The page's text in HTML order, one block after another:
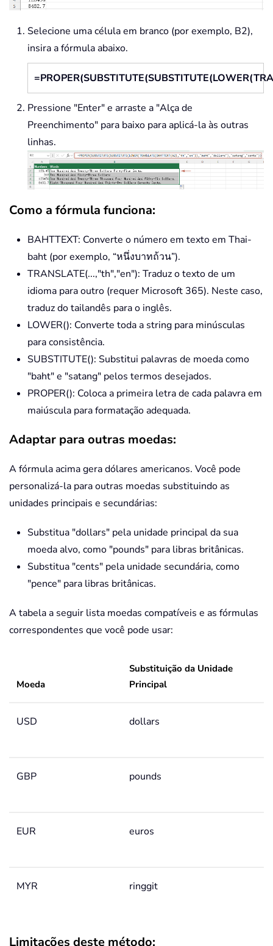
Selecione uma célula em branco (por exemplo, B2),
insira a fórmula abaixo.
Pressione "Enter" e arraste a "Alça de
Preenchimento" para baixo para aplicá-la às outras
linhas.
Como a fórmula funciona:
BAHTTEXT: Converte o número em texto em Thai-
baht (por exemplo, “หนึ่งบาทถ้วน”).
TRANSLATE(...,"th","en"): Traduz o texto de um
idioma para outro (requer Microsoft 365). Neste caso,
traduz do tailandês para o inglês.
LOWER(): Converte toda a string para minúsculas
para consistência.
SUBSTITUTE(): Substitui palavras de moeda como
"baht" e "satang" pelos termos desejados.
PROPER(): Coloca a primeira letra de cada palavra em
maiúscula para formatação adequada.
Adaptar para outras moedas:
A fórmula acima gera dólares americanos. Você pode
personalizá-la para outras moedas substituindo as
unidades principais e secundárias:
Substitua "dollars" pela unidade principal da sua
moeda alvo, como "pounds" para libras britânicas.
Substitua "cents" pela unidade secundária, como
"pence" para libras britânicas.
A tabela a seguir lista moedas compatíveis e as fórmulas
correspondentes que você pode usar:
Moeda
Substituição da Unidade
Principal
USD dollars
GBP pounds
EUR euros
MYR ringgit
Limitações deste método: